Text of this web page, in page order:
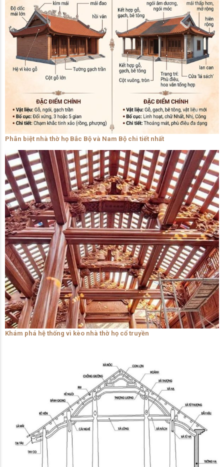
Phân biệt nhà thờ họ Bắc Bộ và Nam Bộ chi tiết nhất
Khám phá hệ thống vì kèo nhà thờ họ cổ truyền